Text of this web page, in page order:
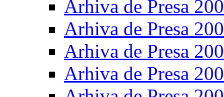
Arhiva de Presa
Arhiva de Presa
Arhiva de Presa
Arhiva de Presa